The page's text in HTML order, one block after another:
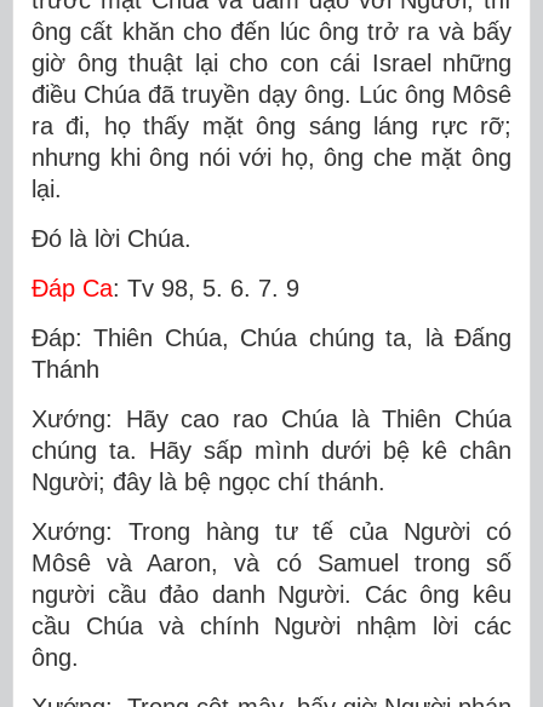
ông cất khăn cho đến lúc ông trở ra và bấy
giờ ông thuật lại cho con cái Israel những
điều Chúa đã truyền dạy ông. Lúc ông Môsê
ra đi, họ thấy mặt ông sáng láng rực rỡ;
nhưng khi ông nói với họ, ông che mặt ông
lại.
Ðó là lời Chúa.
Ðáp Ca: Tv 98, 5. 6. 7. 9
Ðáp: Thiên Chúa, Chúa chúng ta, là Ðấng
Thánh
Xướng: Hãy cao rao Chúa là Thiên Chúa
chúng ta. Hãy sấp mình dưới bệ kê chân
Người; đây là bệ ngọc chí thánh.
Xướng: Trong hàng tư tế của Người có
Môsê và Aaron, và có Samuel trong số
người cầu đảo danh Người. Các ông kêu
cầu Chúa và chính Người nhậm lời các
ông.